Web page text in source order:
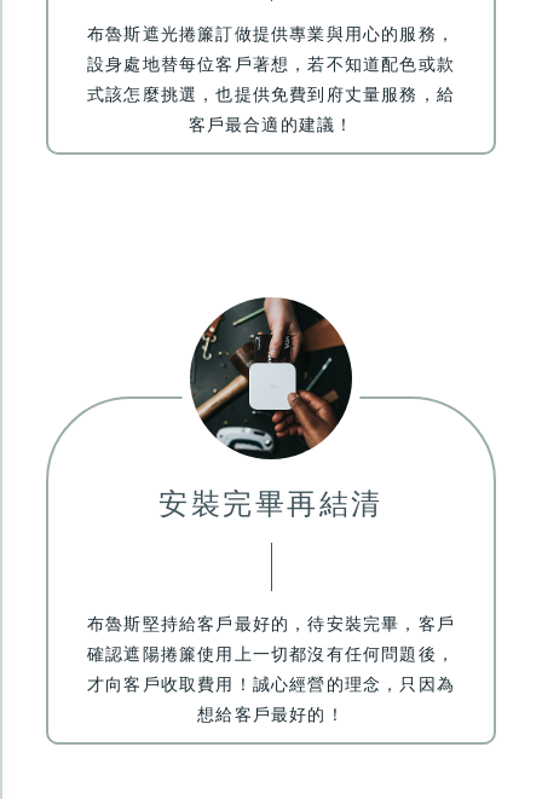
布魯斯遮光捲簾訂做提供專業與用心的服務 ，
設身處地替每位客戶著想，若不知道配色或款
式該怎麼挑選，也提供免費到府丈量服務，給
客戶最合適的建議！
安裝完畢再結清
布魯斯堅持給客戶最好的，待安裝完畢， 客戶
確認遮陽捲簾使用上一切都沒有任何問題後，
才向客戶收取費用 ！誠心經營的理念，只因為
想給客戶最好的！